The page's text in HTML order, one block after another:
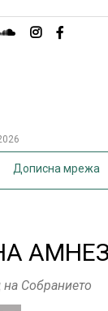
Дописна мрежа
Собранието